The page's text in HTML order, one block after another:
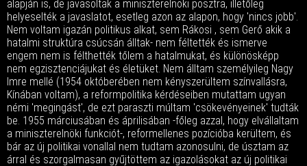
alapján is, de javasoltak a miniszterelnöki posztra, illetőleg
helyeselték a javaslatot, esetleg azon az alapon, hogy 'nincs jobb'.
Nem voltam igazán politikus alkat, sem Rákosi , sem Gerő akik a
hatalmi struktúra csúcsán álltak- nem féltették és ismerve
engem nem is félthették tőlem a hatalmukat, és különösképp
nem egzisztenciájukat és életüket. Nem álltam személyileg Nagy
Imre mellé (1954 októberében nem kényszerültem színvallásra,
Kínában voltam), a reformpolitika kérdéseiben mutattam ugyan
némi 'megingást', de ezt paraszti múltam 'csökevényeinek' tudták
be. 1955 márciusában és áprilisában -főleg azzal, hogy elvállaltam
a miniszterelnöki funkciót-, reformellenes pozícióba kerültem, és
bár az új politikai vonallal nem tudtam azonosulni, de úsztam az
árral és szorgalmasan gyűjtöttem az igazolásokat az új politikai